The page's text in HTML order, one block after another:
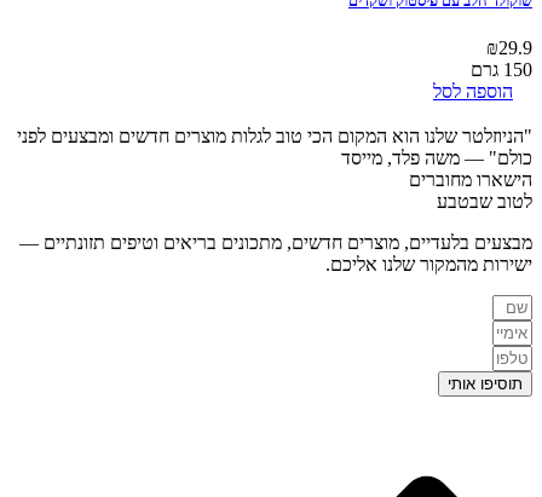
₪29.9
150 גרם
הוספה לסל
"הניוזלטר שלנו הוא המקום הכי טוב לגלות מוצרים חדשים ומבצעים לפני
כולם" — משה פלד, מייסד
הישארו מחוברים
לטוב שבטבע
מבצעים בלעדיים, מוצרים חדשים, מתכונים בריאים וטיפים תזונתיים —
ישירות מהמקור שלנו אליכם.
תוסיפו אותי